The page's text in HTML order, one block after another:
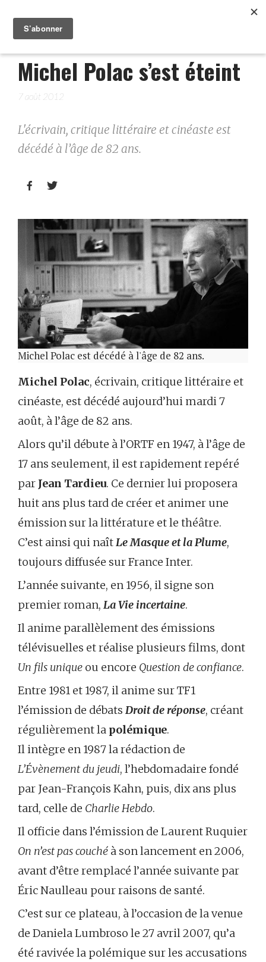
Michel Polac s’est éteint
7 août 2012
L'écrivain, critique littéraire et cinéaste est
décédé à l’âge de 82 ans.
 
Michel Polac est décédé à l'âge de 82 ans.
Michel Polac, écrivain, critique littéraire et
cinéaste, est décédé aujourd’hui mardi 7
août, à l’âge de 82 ans.
Alors qu’il débute à l’ORTF en 1947, à l’âge de
17 ans seulement, il est rapidement repéré
par Jean Tardieu. Ce dernier lui proposera
huit ans plus tard de créer et animer une
émission sur la littérature et le théâtre.
C’est ainsi qui naîtLe Masque et la Plume,
toujours diffusée sur France Inter.
L’année suivante, en 1956, il signe son
premier roman, La Vie incertaine.
Il anime parallèlement des émissions
télévisuelles et réalise plusieurs films, dont
Un fils unique ou encore Question de confiance.
Entre 1981 et 1987, il anime sur TF1
l’émission de débats Droit de réponse, créant
régulièrement la polémique.
Il intègre en 1987 la rédaction de
L’Évènement du jeudi, l’hebdomadaire fondé
par Jean-François Kahn, puis, dix ans plus
tard, celle de Charlie Hebdo.
Il officie dans l’émission de Laurent Ruquier
On n’est pas couché à son lancement en 2006,
avant d’être remplacé l’année suivante par
Éric Naulleau pour raisons de santé.
C’est sur ce plateau, à l’occasion de la venue
de Daniela Lumbroso le 27 avril 2007, qu’a
été ravivée la polémique sur les accusations